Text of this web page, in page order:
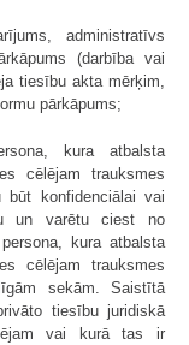
administratīvs
(darbība vai
tiesību akta mērķim,
pārkāpums;
kura atbalsta
cēlējam trauksmes
būt konfidenciālai vai
un varētu ciest no
kura atbalsta
cēlējam trauksmes
sekām. Saistītā
tiesību juridiskā
vai kurā tas ir